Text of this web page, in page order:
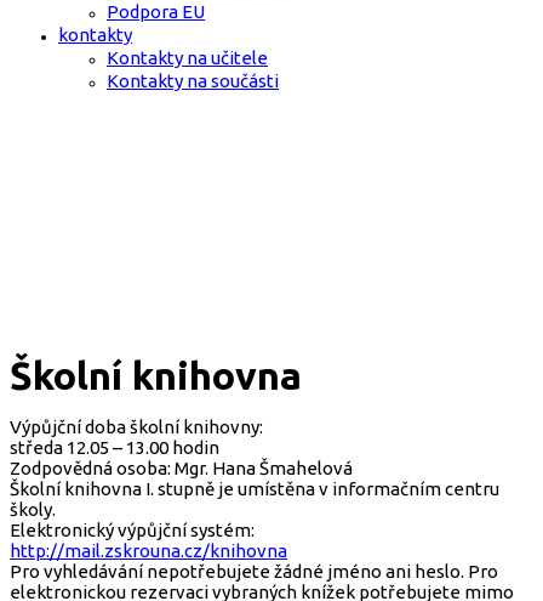
Podpora EU
kontakty
Kontakty na učitele
Kontakty na součásti
Školní knihovna
Výpůjční doba školní knihovny:
středa 12.05 – 13.00 hodin
Zodpovědná osoba: Mgr. Hana Šmahelová
Školní knihovna I. stupně je umístěna v informačním centru
školy.
Elektronický výpůjční systém:
http://mail.zskrouna.cz/knihovna
Pro vyhledávání nepotřebujete žádné jméno ani heslo. Pro
elektronickou rezervaci vybraných knížek potřebujete mimo